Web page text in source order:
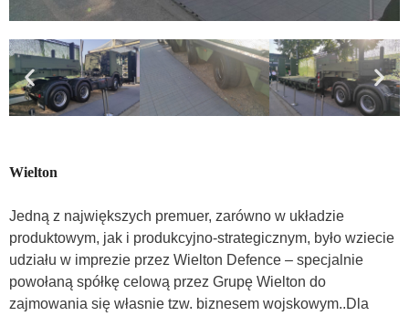
Wielton
Jedną z największych premuer, zarówno w układzie
produktowym, jak i produkcyjno-strategicznym, było wziecie
udziału w imprezie przez Wielton Defence – specjalnie
powołaną spółkę celową przez Grupę Wielton do
zajmowania się własnie tzw. biznesem wojskowym..Dla